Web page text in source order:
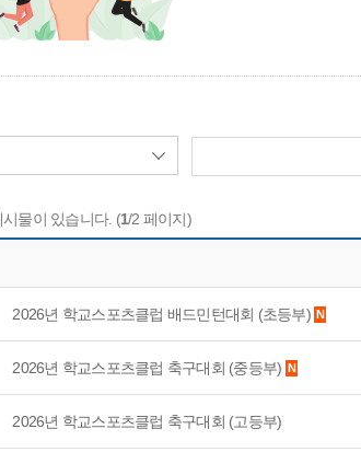
시물이 있습니다. (1/2 페이지)
2026년 학교스포츠클럽 배드민턴대회 (초등부) N
2026년 학교스포츠클럽 축구대회 (중등부) N
2026년 학교스포츠클럽 축구대회 (고등부)